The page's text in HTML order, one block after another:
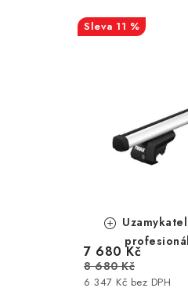
11 %
6 347 Kč bez DPH
7 680 Kč
8 680 Kč